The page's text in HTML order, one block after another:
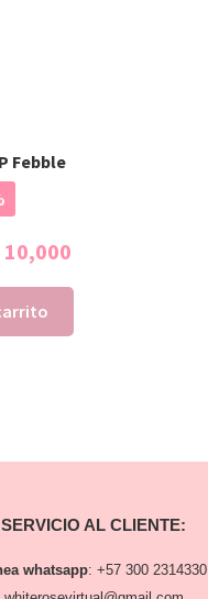
Febble
10,000
SERVICIO AL CLIENTE:
whatsapp: +57 300 2314330